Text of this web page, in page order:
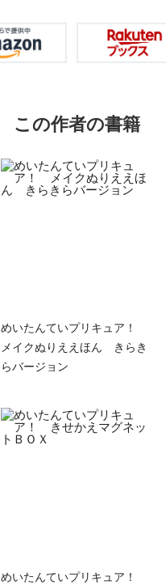
この作者の書籍
めいたんていプリキュア！
メイクぬりええほん きらき
らバージョン
めいたんていプリキュア！